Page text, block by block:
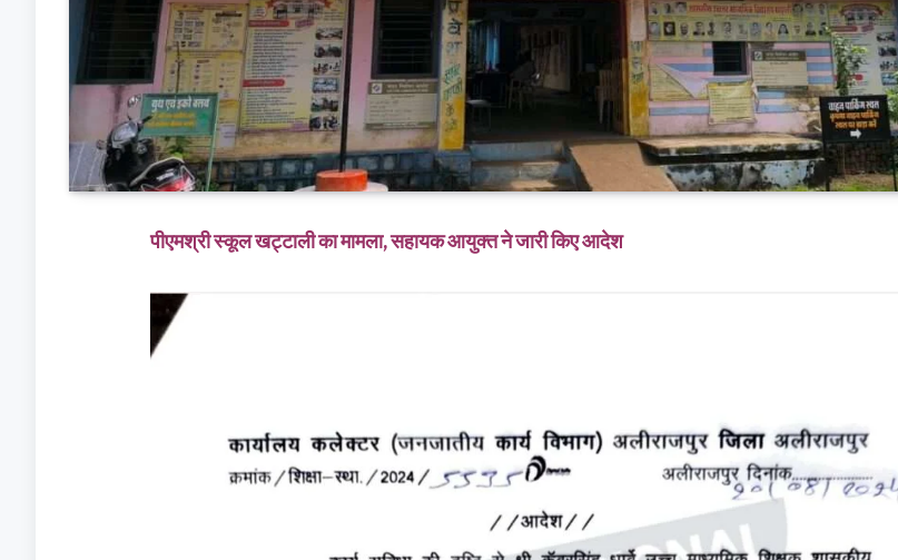
पीएमश्री स्कूल खट्टाली का मामला, सहायक आयुक्त ने जारी किए आदेश